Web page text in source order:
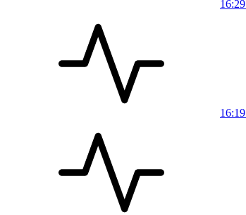
16:29
16:19